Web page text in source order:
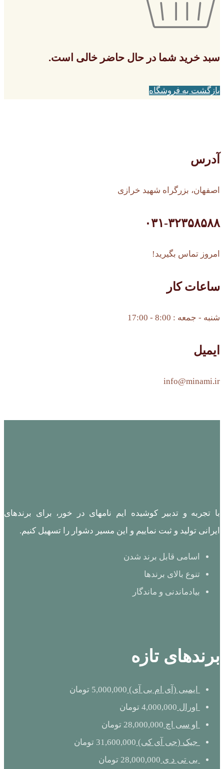
سبد خرید شما در حال حاضر خالی است.
بازگشت به فروشگاه
آدرس
اصفهان، بزرگراه شهید خرازی
۰۳۱-۳۲۳۵۸۵۸۸
امروز تماس بگیرید!
ساعات کار
شنبه - جمعه : 8:00 - 17:00
ایمیل
info@minami.ir
با تجربه و تدبیر کوشیده ایم نامهای در خور، برای برندهای
ایرانی تولید و ثبت نماییم و این مسیر دشوار را تسهیل کنیم.
اسامی قابل برند شدن
تنوع بالای برندها
بیادماندنی و ماندگار
برندهای تازه
ایمبی (آی ام بی آی) 5,000,000 تومان
اورال 4,000,000 تومان
او سی اچ 28,000,000 تومان
جیک (جی آی کی) 31,600,000 تومان
بی تی د ی 28,000,000 تومان